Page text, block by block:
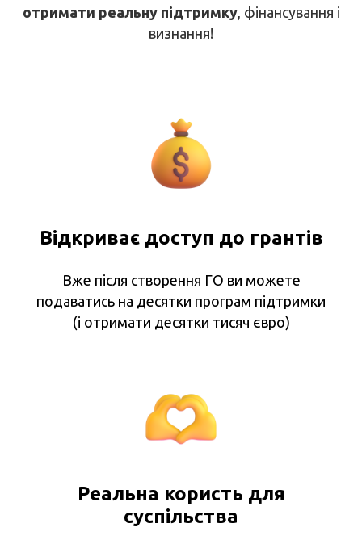
отримати реальну підтримку, фінансування і
визнання!
Відкриває доступ до грантів
Вже після створення ГО ви можете
подаватись на десятки програм підтримки
(і отримати десятки тисяч євро)
Реальна користь для
суспільства